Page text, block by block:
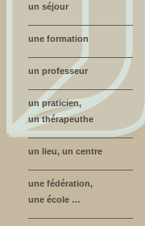
un séjour
une formation
un professeur
un praticien,
un thérapeuthe
un lieu, un centre
une fédération,
une école …